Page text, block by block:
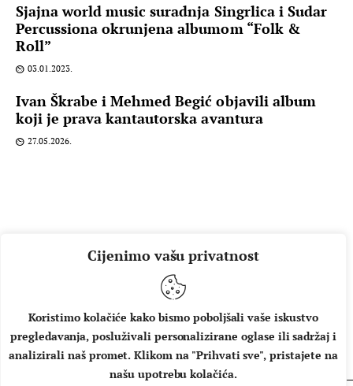
Cijenimo vašu privatnost
Koristimo kolačiće kako bismo poboljšali vaše iskustvo
pregledavanja, posluživali personalizirane oglase ili sadržaj i
analizirali naš promet. Klikom na "Prihvati sve", pristajete na
našu upotrebu kolačića.
Sjajna world music suradnja Singrlica i Sudar
Percussiona okrunjena albumom “Folk &
Roll”
03.01.2023.
Ivan Škrabe i Mehmed Begić objavili album
koji je prava kantautorska avantura
27.05.2026.
O NAMA IMPRESSUM UVJETI KORIŠTENJA